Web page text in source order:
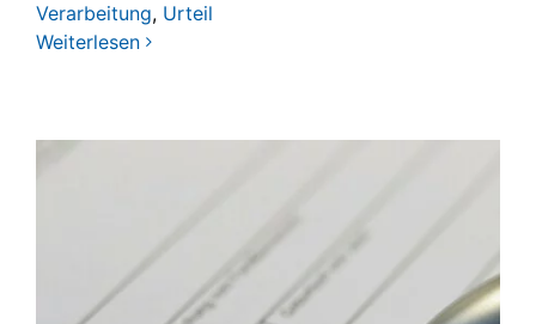
Verarbeitung, Urteil
Weiterlesen